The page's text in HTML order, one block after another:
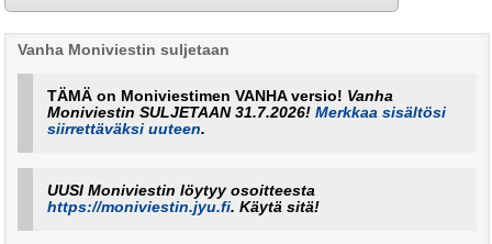
Vanha Moniviestin suljetaan
TÄMÄ on Moniviestimen VANHA versio! Vanha
Moniviestin SULJETAAN 31.7.2026!Merkkaa sisältösi
siirrettäväksi uuteen.
UUSI Moniviestin löytyy osoitteesta
https://moniviestin.jyu.fi. Käytä sitä!